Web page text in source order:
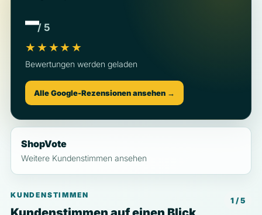
–/ 5
★★★★★
Bewertungen werden geladen
Alle Google-Rezensionen ansehen →
ShopVote
Weitere Kundenstimmen ansehen
KUNDENSTIMMEN
1 / 5